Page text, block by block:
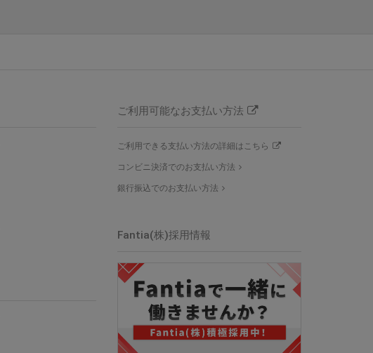
ご利用可能なお支払い方法
ご利用できる支払い方法の詳細はこちら
コンビニ決済でのお支払い方法
銀行振込でのお支払い方法
Fantia(株)採用情報